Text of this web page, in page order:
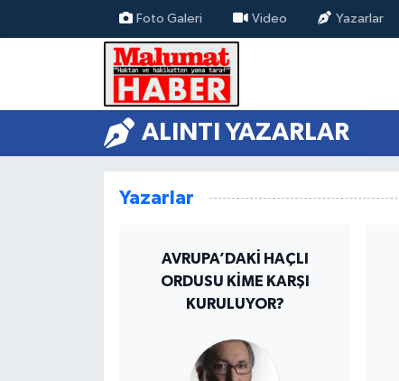
Foto Galeri Video Yazarlar
ALINTI YAZARLAR
Yazarlar
AVRUPA’DAKİ HAÇLI
ORDUSU KİME KARŞI
KURULUYOR?
Nöbetçi Eczaneler
Hava Durumu
Trafik Durumu
Süper Lig Puan Durumu ve Fikstür
Son Dakika Haberleri